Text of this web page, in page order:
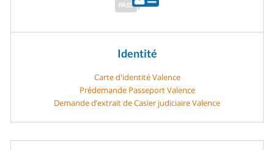
Identité
Carte d'identité Valence
Prédemande Passeport Valence
Demande d’extrait de Casier judiciaire Valence